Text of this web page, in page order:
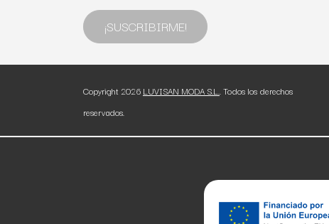
¡SUSCRIBIRME!
Copyright 2026 LUVISAN MODA S.L.. Todos los derechos
reservados.